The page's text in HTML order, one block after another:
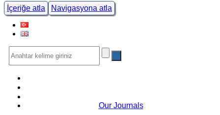
İçeriğe atla Navigasyona atla
Our Journals